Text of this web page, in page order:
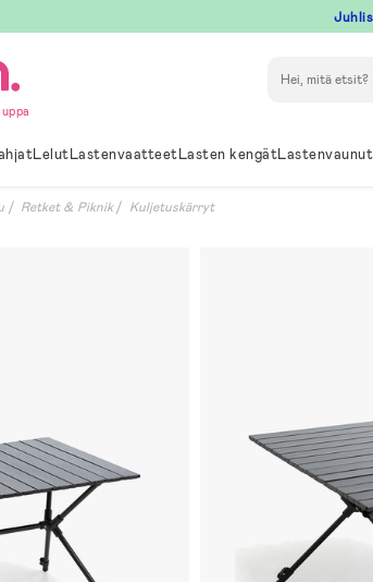
LelutLastenvaatteetLasten kengätLastenvaunut
Retket & Piknik Kuljetuskärryt